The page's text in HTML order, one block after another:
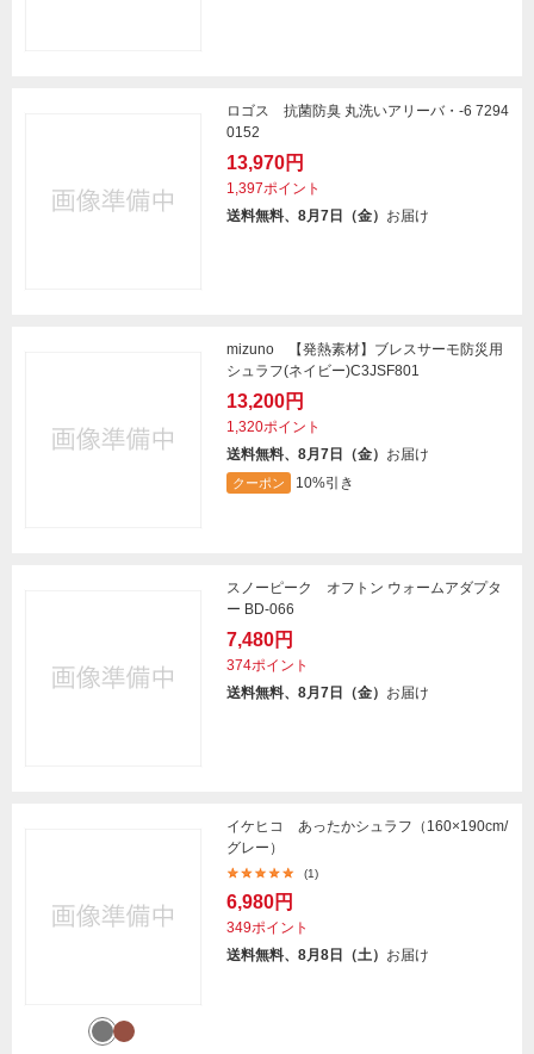
ロゴス 抗菌防臭 丸洗いアリーバ・-6 7294
0152
13,970円
1,397ポイント
送料無料、8月7日（金） お届け
mizuno 【発熱素材】ブレスサーモ防災用
シュラフ(ネイビー)C3JSF801
13,200円
1,320ポイント
送料無料、8月7日（金） お届け
クーポン 10%引き
スノーピーク オフトン ウォームアダプタ
ー BD-066
7,480円
374ポイント
送料無料、8月7日（金） お届け
イケヒコ あったかシュラフ（160×190cm/
グレー）
(1)
6,980円
349ポイント
送料無料、8月8日（土） お届け